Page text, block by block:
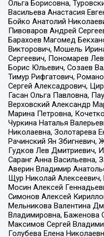
Ольга Борисовна,
Васильева Анастасия
Бойко Анатолий
Пивоваров Андрей
Барахоев Магомед
Викторович, Мошель
Сергеевич, Пономарев
Борис Юльевич, Созаев
Тимур Рифгатович,
Сергей Алексадрович,
Гасан Ольга Павловна,
Верховский Александр
Марина Петровна,
Чуркина Наталья
Николаевна, Золотарева
Рачинский Ян Збигневич,
Гудков Лев Дмитриевич,
Саранг Анна Васильевна,
Аверин Владимир
Щур Николай
Мосин Алексей
Симонов Алексей
Мельникова Валентина
Владимировна, Баженова
Максимов Сергей
Голубева Елена